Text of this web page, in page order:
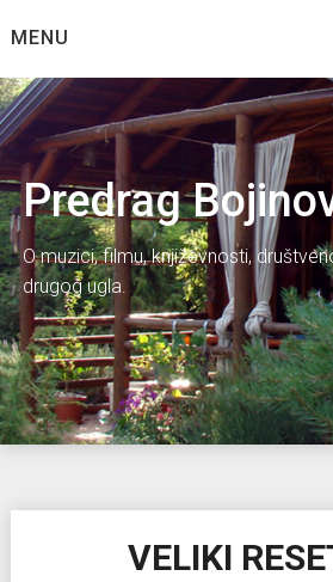
toMENU
Predrag
O muzici, filmu, književnosti,
drugog ugla.
VELIKI